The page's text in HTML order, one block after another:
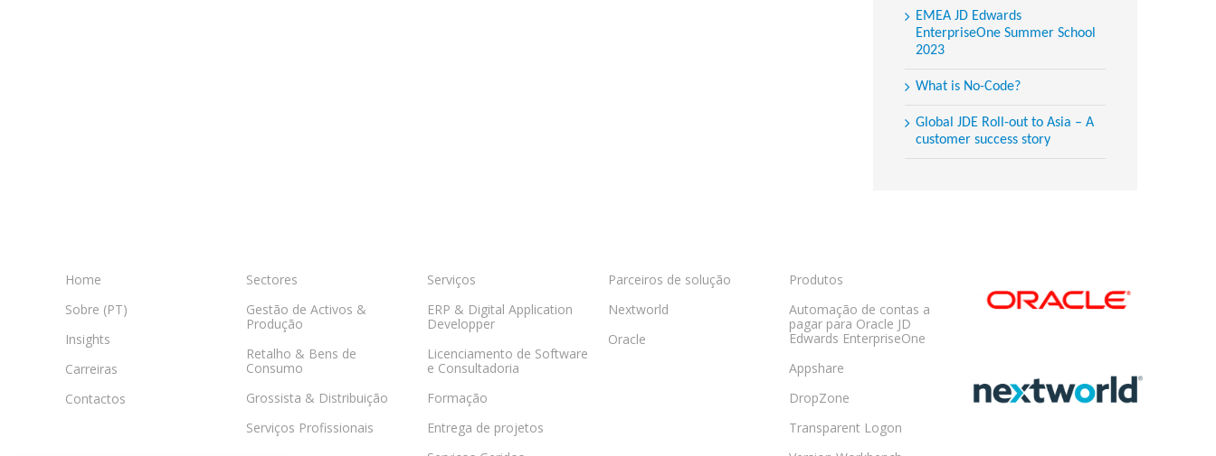
EMEA JD Edwards
EnterpriseOne Summer School
2023
What is No-Code?
Global JDE Roll-out to Asia – A
customer success story
Home
Sobre (PT)
Insights
Carreiras
Contactos
Sectores
Gestão de Activos &
Produção
Retalho & Bens de
Consumo
Grossista & Distribuição
Serviços Profissionais
Serviços
ERP & Digital Application
Developper
Licenciamento de Software
e Consultadoria
Formação
Entrega de projetos
Parceiros de solução
Nextworld
Oracle
Produtos
Automação de contas a
pagar para Oracle JD
Edwards EnterpriseOne
Appshare
DropZone
Transparent Logon